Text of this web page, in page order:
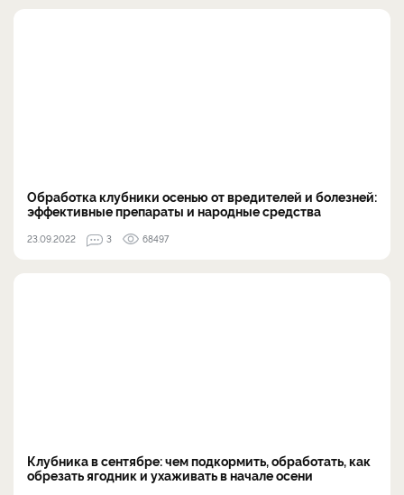
Обработка клубники осенью от вредителей и болезней:
эффективные препараты и народные средства
23.09.2022 3 68497
Клубника в сентябре: чем подкормить, обработать, как
обрезать ягодник и ухаживать в начале осени